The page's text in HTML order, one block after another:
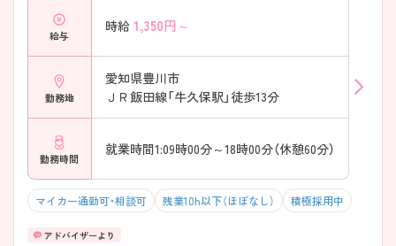
給与
時給 1,350円～
勤務地
愛知県豊川市
ＪＲ飯田線「牛久保駅」徒歩13分
勤務時間
就業時間1:09時00分～18時00分（休憩60分）
マイカー通勤可・相談可 残業10h以下（ほぼなし） 積極採用中